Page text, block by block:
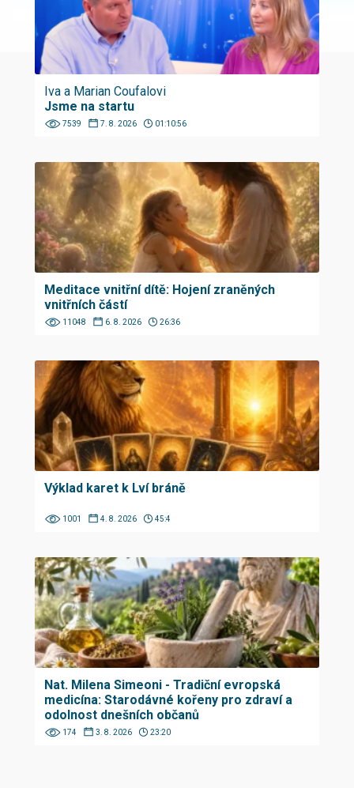
Iva a Marian Coufalovi
Jsme na startu
7539 7. 8. 2026 01:10:56
Meditace vnitřní dítě: Hojení zraněných
vnitřních částí
11048 6. 8. 2026 26:36
Výklad karet k Lví bráně
1001 4. 8. 2026 45:4
Nat. Milena Simeoni - Tradiční evropská
medicína: Starodávné kořeny pro zdraví a
odolnost dnešních občanů
174 3. 8. 2026 23:20